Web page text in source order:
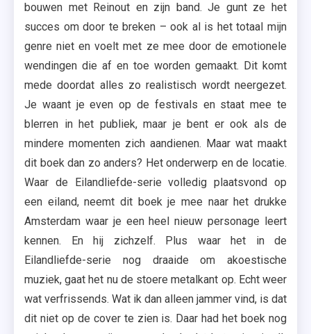
bouwen met Reinout en zijn band. Je gunt ze het
succes om door te breken – ook al is het totaal mijn
genre niet en voelt met ze mee door de emotionele
wendingen die af en toe worden gemaakt. Dit komt
mede doordat alles zo realistisch wordt neergezet.
Je waant je even op de festivals en staat mee te
blerren in het publiek, maar je bent er ook als de
mindere momenten zich aandienen. Maar wat maakt
dit boek dan zo anders? Het onderwerp en de locatie.
Waar de Eilandliefde-serie volledig plaatsvond op
een eiland, neemt dit boek je mee naar het drukke
Amsterdam waar je een heel nieuw personage leert
kennen. En hij zichzelf. Plus waar het in de
Eilandliefde-serie nog draaide om akoestische
muziek, gaat het nu de stoere metalkant op. Echt weer
wat verfrissends. Wat ik dan alleen jammer vind, is dat
dit niet op de cover te zien is. Daar had het boek nog